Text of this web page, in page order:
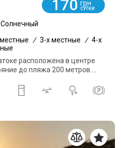
170 грн
СУТКИ
Солнечный
/ 3-x местные / 4-x
расположена в центре
до пляжа 200 метров....